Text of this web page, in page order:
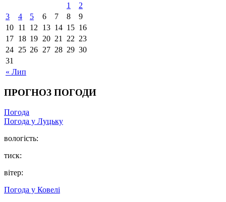
« Лип
1
2
3
4 5 6 7 8
9
10 11 12 13 14 15 16
17 18 19 20 21 22 23
24 25 26 27 28 29 30
31
ПРОГНОЗ ПОГОДИ
Погода
Погода у Луцьку
вологість:
тиск:
вітер:
Погода у Ковелі